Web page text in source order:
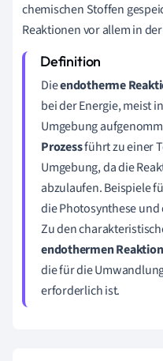
chemischen Stoffen
Reaktionen vor allem in
Dieendotherme
bei der Energie, meist
Umgebung
Prozessführt zu einer
Umgebung, da die
abzulaufen. Beispiele
die Photosynthese und
Zu den
endothermen Reaktion
die für die
erforderlich ist.